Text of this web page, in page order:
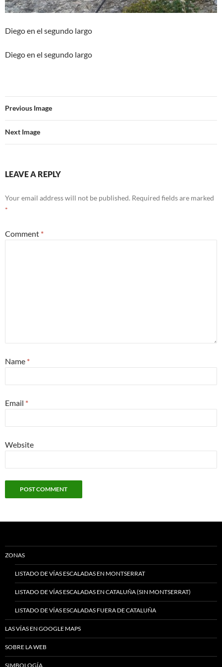
Diego en el segundo largo
Diego en el segundo largo
Previous Image
Next Image
LEAVE A REPLY
Your email address will not be published. Required fields are marked
*
Comment *
Name *
Email *
Website
ZONAS
LISTADO DE VÍAS ESCALADAS EN MONTSERRAT
LISTADO DE VÍAS ESCALADAS EN CATALUÑA (SIN MONTSERRAT)
LISTADO DE VÍAS ESCALADAS FUERA DE CATALUÑA
LAS VÍAS EN GOOGLE MAPS
SOBRE LA WEB
SIMBOLOGÍA